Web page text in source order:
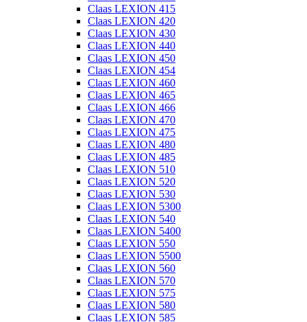
Claas LEXION 415
Claas LEXION 420
Claas LEXION 430
Claas LEXION 440
Claas LEXION 450
Claas LEXION 454
Claas LEXION 460
Claas LEXION 465
Claas LEXION 466
Claas LEXION 470
Claas LEXION 475
Claas LEXION 480
Claas LEXION 485
Claas LEXION 510
Claas LEXION 520
Claas LEXION 530
Claas LEXION 5300
Claas LEXION 540
Claas LEXION 5400
Claas LEXION 550
Claas LEXION 5500
Claas LEXION 560
Claas LEXION 570
Claas LEXION 575
Claas LEXION 580
Claas LEXION 585